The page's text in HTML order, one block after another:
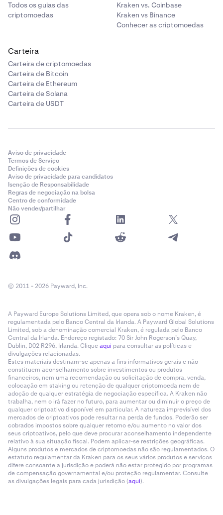
Todos os guias das
criptomoedas
Kraken vs. Coinbase
Kraken vs Binance
Conhecer as criptomoedas
Carteira
Carteira de criptomoedas
Carteira de Bitcoin
Carteira de Ethereum
Carteira de Solana
Carteira de USDT
Aviso de privacidade
Termos de Serviço
Definições de cookies
Aviso de privacidade para candidatos
Isenção de Responsabilidade
Regras de negociação na bolsa
Centro de conformidade
Não vender/partilhar
© 2011 - 2026 Payward, Inc.
A Payward Europe Solutions Limited, que opera sob o nome Kraken, é
regulamentada pelo Banco Central da Irlanda. A Payward Global Solutions
Limited, sob a denominação comercial Kraken, é regulada pelo Banco
Central da Irlanda. Endereço registado: 70 Sir John Rogerson’s Quay,
Dublin, D02 R296, Irlanda. Cliqueaqui para consultar as políticas e
divulgações relacionadas.
Estes materiais destinam-se apenas a fins informativos gerais e não
constituem aconselhamento sobre investimentos ou produtos
financeiros, nem uma recomendação ou solicitação de compra, venda,
colocação em staking ou retenção de qualquer criptomoeda nem de
adoção de qualquer estratégia de negociação específica. A Kraken não
trabalha, nem o irá fazer no futuro, para aumentar ou diminuir o preço de
qualquer criptoativo disponível em particular. A natureza imprevisível dos
mercados de criptoativos pode resultar na perda de fundos. Poderão ser
cobrados impostos sobre qualquer retorno e/ou aumento no valor dos
seus criptoativos, pelo que deve procurar aconselhamento independente
relativo à sua situação fiscal. Podem aplicar-se restrições geográficas.
Alguns produtos e mercados de criptomoedas não são regulamentados. O
estatuto regulamentar da Kraken para os seus vários produtos e serviços
difere consoante a jurisdição e poderá não estar protegido por programas
de compensação governamental e/ou proteção regulamentar. Consulte
as divulgações legais para cada jurisdição (aqui).